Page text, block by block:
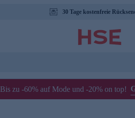
30 Tage kostenfreie
Bis zu -60% auf Mode und -20% on top!